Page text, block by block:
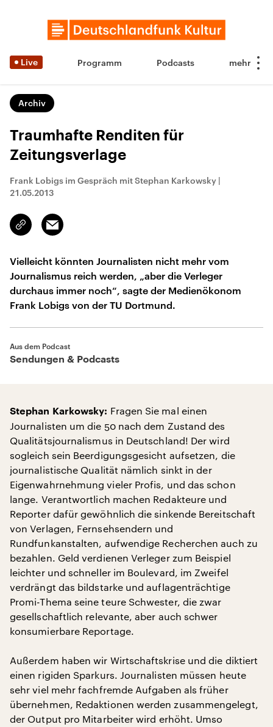
Live Programm Podcasts
Archiv
Traumhafte Renditen für
Zeitungsverlage
Frank Lobigs im Gespräch mit Stephan Karkowsky |
21.05.2013
Link
kopieren/teilen
Email
Vielleicht könnten Journalisten nicht mehr vom
Journalismus reich werden, „aber die Verleger
durchaus immer noch“, sagte der Medienökonom
Frank Lobigs von der TU Dortmund.
Aus dem Podcast
Sendungen & Podcasts
Stephan Karkowsky: Fragen Sie mal einen
Journalisten um die 50 nach dem Zustand des
Qualitätsjournalismus in Deutschland! Der wird
sogleich sein Beerdigungsgesicht aufsetzen, die
journalistische Qualität nämlich sinkt in der
Eigenwahrnehmung vieler Profis, und das schon
lange. Verantwortlich machen Redakteure und
Reporter dafür gewöhnlich die sinkende Bereitschaft
von Verlagen, Fernsehsendern und
Rundfunkanstalten, aufwendige Recherchen auch zu
bezahlen. Geld verdienen Verleger zum Beispiel
leichter und schneller im Boulevard, im Zweifel
verdrängt das bildstarke und auflagenträchtige
Promi-Thema seine teure Schwester, die zwar
gesellschaftlich relevante, aber auch schwer
konsumierbare Reportage.
Außerdem haben wir Wirtschaftskrise und die diktiert
einen rigiden Sparkurs. Journalisten müssen heute
sehr viel mehr fachfremde Aufgaben als früher
übernehmen, Redaktionen werden zusammengelegt,
der Output pro Mitarbeiter wird erhöht. Umso